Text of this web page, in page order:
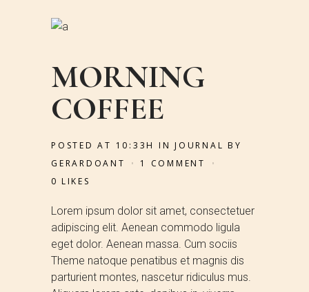
MORNING
COFFEE
POSTED AT 10:33H INJOURNAL BY
GERARDOANT
1 COMMENT
0 LIKES
Lorem ipsum dolor sit amet, consectetuer
adipiscing elit. Aenean commodo ligula
eget dolor. Aenean massa. Cum sociis
Theme natoque penatibus et magnis dis
parturient montes, nascetur ridiculus mus.